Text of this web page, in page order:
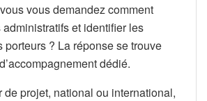
vous demandez comment
et identifier les
porteurs ? La réponse se trouve
dédié.
de projet, national ou international,